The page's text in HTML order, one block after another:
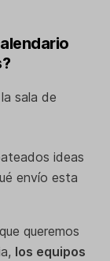
sala de
ideas
envío esta
queremos
los equipos